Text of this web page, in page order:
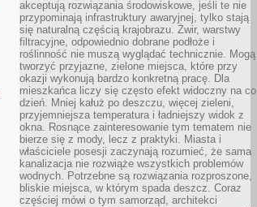
akceptują rozwiązania środowiskowe, jeśli te nie
przypominają infrastruktury awaryjnej, tylko stają
się naturalną częścią krajobrazu. Żwir, warstwy
filtracyjne, odpowiednio dobrane podłoże i
roślinność nie muszą wyglądać technicznie. Mogą
tworzyć przyjazne, zielone miejsca, które przy
okazji wykonują bardzo konkretną pracę. Dla
mieszkańca liczy się często efekt widoczny na co
dzień. Mniej kałuż po deszczu, więcej zieleni,
przyjemniejsza temperatura i ładniejszy widok z
okna. Rosnące zainteresowanie tym tematem nie
bierze się z mody, lecz z praktyki. Miasta i
właściciele posesji zaczynają rozumieć, że sama
kanalizacja nie rozwiąże wszystkich problemów
wodnych. Potrzebne są rozwiązania rozproszone,
bliskie miejsca, w którym spada deszcz. Coraz
częściej mówi o tym samorząd, architekci